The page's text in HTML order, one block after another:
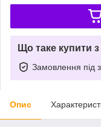
Що таке купити
Замовлення під
Опис